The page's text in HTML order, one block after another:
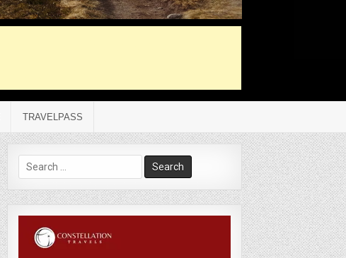
TRAVELPASS
Search
for: